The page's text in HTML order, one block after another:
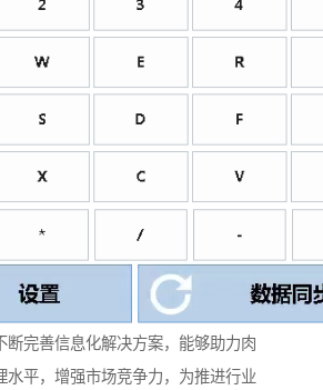
断完善信息化解决方案，能够助力肉
水平，增强市场竞争力，为推进行业